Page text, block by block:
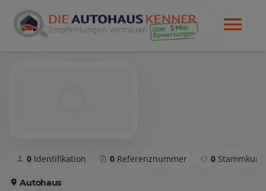
0 Identifikation 0 Referenznummer 0
Autohaus